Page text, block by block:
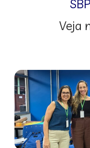
Veja